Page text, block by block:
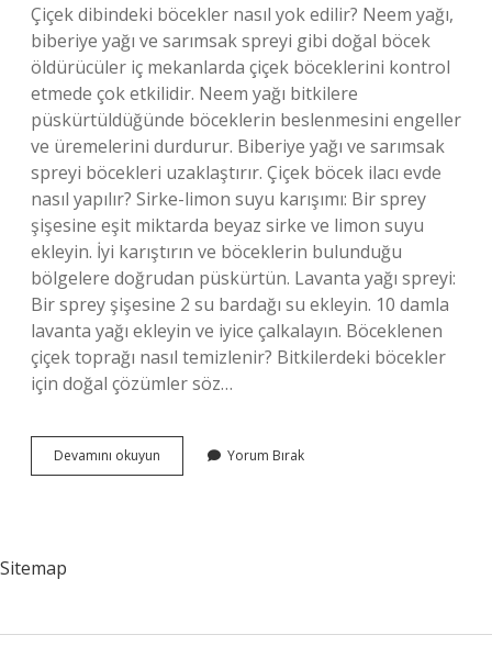
Çiçek dibindeki böcekler nasıl yok edilir? Neem yağı,
biberiye yağı ve sarımsak spreyi gibi doğal böcek
öldürücüler iç mekanlarda çiçek böceklerini kontrol
etmede çok etkilidir. Neem yağı bitkilere
püskürtüldüğünde böceklerin beslenmesini engeller
ve üremelerini durdurur. Biberiye yağı ve sarımsak
spreyi böcekleri uzaklaştırır. Çiçek böcek ilacı evde
nasıl yapılır? Sirke-limon suyu karışımı: Bir sprey
şişesine eşit miktarda beyaz sirke ve limon suyu
ekleyin. İyi karıştırın ve böceklerin bulunduğu
bölgelere doğrudan püskürtün. Lavanta yağı spreyi:
Bir sprey şişesine 2 su bardağı su ekleyin. 10 damla
lavanta yağı ekleyin ve iyice çalkalayın. Böceklenen
çiçek toprağı nasıl temizlenir? Bitkilerdeki böcekler
için doğal çözümler söz…
Devamını okuyun Çiçeklerin
Dibindeki
Yorum Bırak
Sitemap